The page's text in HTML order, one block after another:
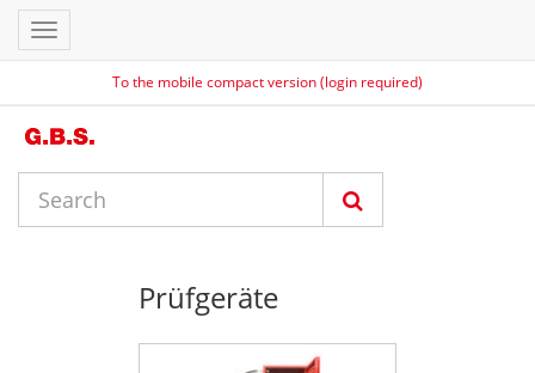
To the mobile compact version (login required)
Toggle
navigation
Prüfgeräte